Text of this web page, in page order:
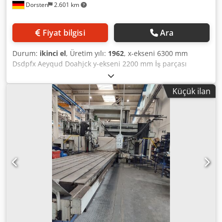
T-slots: 7 units T-slot spacing: 210 mm T-slot width: 28 mm
/ Columns / Supports Number of crossbeams: 2 Number of
columns: 2 Crossbeam horizontal travel: 1,960 mm
Crossbeam vertical travel: 250 mm Column horizontal
travel: 550 mm Column vertical travel: 1,850 mm Support
swivel: +/- 60° Support tiltable: +/- 25° Speeds / Feeds
Working speed: 5 – 60 m/min Return speed: 5 – 60 m/min
Vertical traverse of cross planing slide: 0.1 – 7.5 mm
Horizontal traverse of cross planing slide: 0.1 – 15 mm
Vertical traverse of column slide: 0.1 – 7.5 mm Horizontal
traverse of column slide: 0.1 – 7.5 mm Dimensions / Weight
/ Power Supply Space requirement: 22.67 x 3.97 m Height:
3.95 m Weight: approx. 51,872 kg Voltage: 500 V Current
rating: 125 A Current type: Three-phase Frequency: 50 Hz
Grinding Support / Grinding Unit Grinding support with
grinding spindle Guideway system with base body and Z-
axis Y-axis of grinding support converted to ball screw 40 x
10 Preloaded double nut Single-axis control for infeed axis
Bevel gear motor 72 Nm Synchronous servo motor 11 Nm
with absolute encoder Rittal compact control cabinet
Dorsten 2.601 km
Fiyat bilgisi Ara
Durum: ikinci el, Üretim yılı: 1962, x-ekseni 6300 mm
Dsdpfx Aeyqud Doahjck y-ekseni 2200 mm İş parçası
yüksekliği 1835 mm Masa yüzeyi 6000x1835 mm Destek 2
Yan destek 2 T-yuvası sayısı 7 T-yuvaları aralığı 240 mm T-
yuvaları genişliği 28 mm Yatak uzunluğu 14650 mm Kolon
geçişi 2075 mm İlerleme 5-60 m/dak İş parçası ağırlığı
15000 kg Makine ağırlığı yaklaşık 55 t Alan ihtiyacı yaklaşık
14,65x4,37x4,05 m Teknik veriler üretici veya işletmeci
tarafından verilmiştir ve bu nedenle bizim için bağlayıcı
değildir. Ara satış hakkımız saklıdır; yalnızca genel iş ve
satış şartlarımız geçerlidir. Hakkımızda 400'den fazla kendi
makinemiz stokta 15.000 m²'den fazla depo alanı, vinç
kapasitesi 70 t Atölyeniz için 10.000'den fazla aksesuar
ürünü Makine, üretim hattı veya işyerinizi satmak
istiyorsanız, lütfen bizimle iletişime geçin. Daha fazla teklifi
web sitemizde bulabilirsiniz. Randevu ile makineyi
görebilirsiniz. Ziyaretinizi bekliyoruz. Markus Hirsch
Küçük ilan